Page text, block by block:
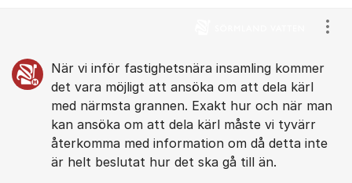
När vi inför fastighetsnära insamling kommer
det vara möjligt att ansöka om att dela kärl
med närmsta grannen. Exakt hur och när man
kan ansöka om att dela kärl måste vi tyvärr
återkomma med information om då detta inte
är helt beslutat hur det ska gå till än.